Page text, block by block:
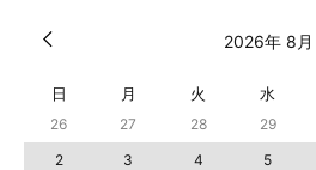
2026年 8月
日 月 火 水
26 27 28 29
2
3 4 5